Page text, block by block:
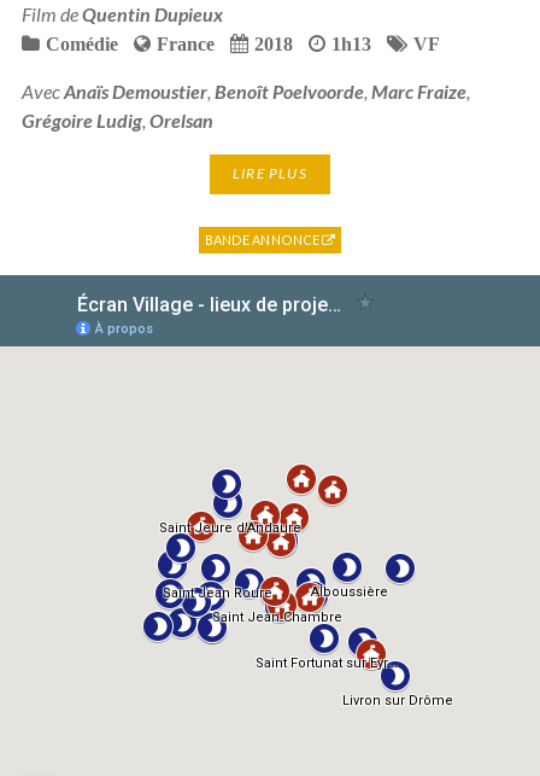
Film deQuentin Dupieux
Comédie France 2018 1h13 VF
AvecAnaïs Demoustier, Benoît Poelvoorde, Marc Fraize,
Grégoire Ludig, Orelsan
LIRE PLUS
BANDE ANNONCE